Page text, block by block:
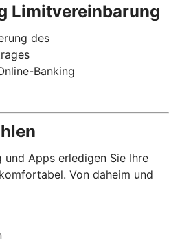
Limitvereinbarung
des
Banking
und Apps erledigen Sie Ihre
Von daheim und